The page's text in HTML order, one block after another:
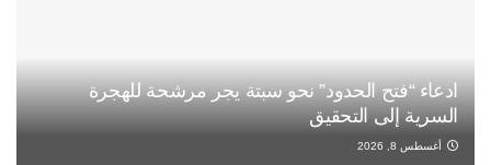
ادعاء “فتح الحدود” نحو سبتة يجر مرشحة للهجرة
السرية إلى التحقيق
أغسطس 8, 2026